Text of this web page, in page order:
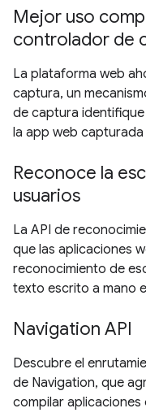
Mejor uso
controlador de
La plataforma web
captura, un
de captura
la app web capturada
Reconoce la
usuarios
La API de
que las aplicaciones
reconocimiento de
texto escrito a mano
Navigation API
Descubre el
de Navigation, que
compilar aplicaciones